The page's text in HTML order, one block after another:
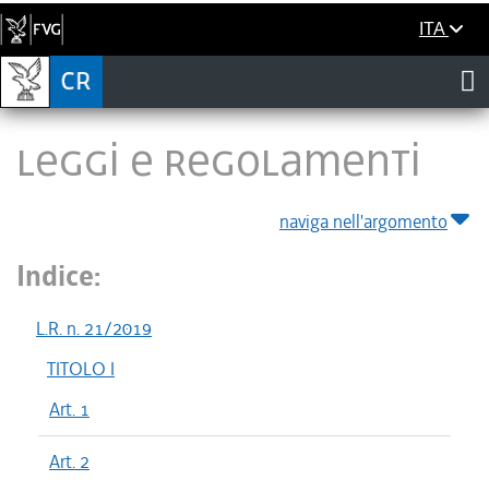
ITA
LEGGI E REGOLAMENTI
naviga nell'argomento
Indice:
L.R. n. 21/2019
TITOLO I
Art. 1
Art. 2